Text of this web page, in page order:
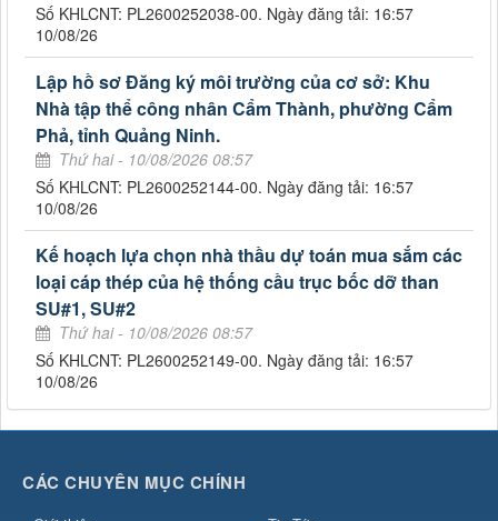
Số KHLCNT: PL2600252038-00. Ngày đăng tải: 16:57
10/08/26
Lập hồ sơ Đăng ký môi trường của cơ sở: Khu
Nhà tập thể công nhân Cẩm Thành, phường Cẩm
Phả, tỉnh Quảng Ninh.
Thứ hai - 10/08/2026 08:57
Số KHLCNT: PL2600252144-00. Ngày đăng tải: 16:57
10/08/26
Kế hoạch lựa chọn nhà thầu dự toán mua sắm các
loại cáp thép của hệ thống cầu trục bốc dỡ than
SU#1, SU#2
Thứ hai - 10/08/2026 08:57
Số KHLCNT: PL2600252149-00. Ngày đăng tải: 16:57
10/08/26
CÁC CHUYÊN MỤC CHÍNH